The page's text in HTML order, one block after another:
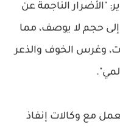
"الأضرار الناجمة عن
حجم لا يوصف، مما
وغرس الخوف والذعر
مع وكالات إنفاذ